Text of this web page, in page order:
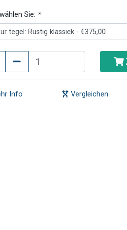
Sie: *
Info Vergleichen